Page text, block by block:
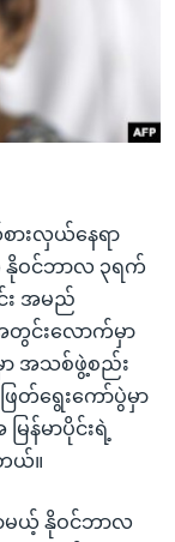
းလှယ်နေရာ
နိုဝင်ဘာလ ၃ရက်
း အမည်
င်းလောက်မှာ
အသစ်ဖွဲ့စည်း
တ်ရွေးကော်ပွဲမှာ
န်မာပိုင်းရဲ့
ယ်။
မယ့် နိုဝင်ဘာလ